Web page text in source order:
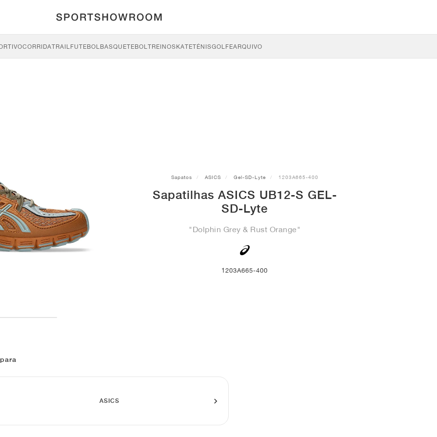
CORRIDATRAILFUTEBOLBASQUETEBOLTREINOSKATETÉNISGOLFEARQUIVO
Sapatos ASICS Gel-SD-Lyte 1203A665-400
Sapatilhas ASICS UB12-S GEL-
SD-Lyte
"Dolphin Grey & Rust Orange"
1203A665-400
ASICS